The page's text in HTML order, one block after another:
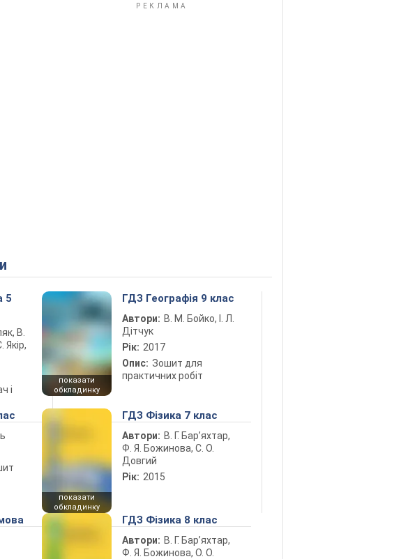
5
В.
Якір,
і
показати
обкладинку
ГДЗ Географія 9 клас
Автори: В. М. Бойко, І. Л.
Дітчук
Рік: 2017
Опис: Зошит для
практичних робіт
показати
обкладинку
ГДЗ Фізика 7 клас
Автори: В. Г. Бар’яхтар,
Ф. Я. Божинова, С. О.
Довгий
Рік: 2015
ГДЗ Фізика 8 клас
Автори: В. Г. Бар’яхтар,
Ф. Я. Божинова, О. О.